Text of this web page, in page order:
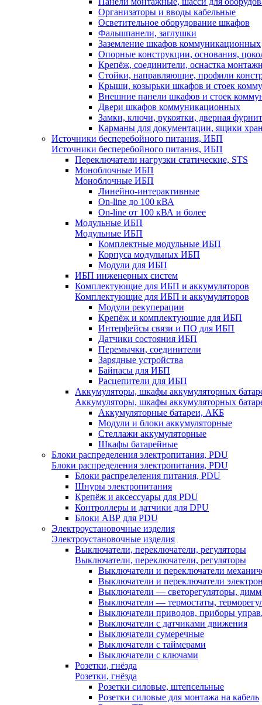
Организаторы и вводы кабельные
Осветительное оборудование шкафов
Фальшпанели, заглушки
Заземление шкафов коммуникационных
Опорные конструкции, основания,
Крепёж, соединители, оснастка
Стойки, направляющие, профили
Крыши, козырьки шкафов и стоек
Внешние панели шкафов и стоек
Двери шкафов коммуникационных
Замки, ключи, рукоятки, дверная
Карманы для документации, ящики
Источники бесперебойного питания, ИБП
Источники бесперебойного питания, ИБП
Переключатели нагрузки статические, STS
Моноблочные ИБП
Моноблочные ИБП
Линейно-интерактивные
On-line до 100 кВА
On-line от 100 кВА и более
Модульные ИБП
Модульные ИБП
Комплектные модульные ИБП
Корпуса модульных ИБП
Модули для ИБП
ИБП инженерных систем
Комплектующие для ИБП и аккумуляторов
Комплектующие для ИБП и аккумуляторов
Модули рекуперации
Крепёж и комплектующие для ИБП
Интерфейсы связи и ПО для ИБП
Датчики состояния ИБП
Перемычки, соединители
Зарядные устройства
Байпасы для ИБП
Расцепители для ИБП
Аккумуляторы, шкафы аккумуляторных
Аккумуляторы, шкафы аккумуляторных
Аккумуляторные батареи, АКБ
Модули и блоки аккумуляторные
Стеллажи аккумуляторные
Шкафы батарейные
Блоки распределения электропитания, PDU
Блоки распределения электропитания, PDU
Блоки распределения питания, PDU
Шнуры электропитания
Крепёж и аксессуары для PDU
Контроллеры и датчики для DPU
Блоки АВР для PDU
Электроустановочные изделия
Электроустановочные изделия
Выключатели, переключатели, регуляторы
Выключатели, переключатели, регуляторы
Выключатели и переключатели
Выключатели и переключатели
Выключатели — светорегуляторы,
Выключатели — термостаты,
Выключатели приводов, приборы
Выключатели с датчиками движения
Выключатели сумеречные
Выключатели с таймерами
Выключатели с ключами
Розетки, гнёзда
Розетки, гнёзда
Розетки силовые, штепсельные
Розетки силовые для монтажа на кабель